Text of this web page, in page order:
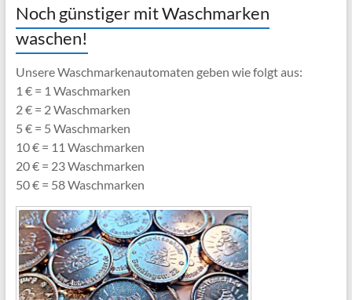
Noch günstiger mit Waschmarken
waschen!
Unsere Waschmarkenautomaten geben wie folgt aus:
1 € = 1 Waschmarken
2 € = 2 Waschmarken
5 € = 5 Waschmarken
10 € = 11 Waschmarken
20 € = 23 Waschmarken
50 € = 58 Waschmarken